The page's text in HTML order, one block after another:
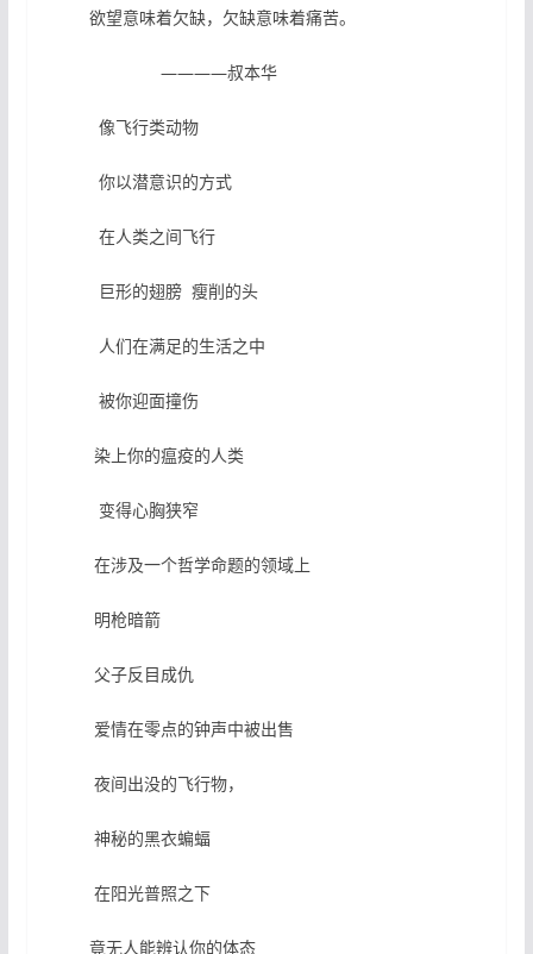
欲望意味着欠缺，欠缺意味着痛苦。
————叔本华
像飞行类动物
你以潜意识的方式
在人类之间飞行
巨形的翅膀 瘦削的头
人们在满足的生活之中
被你迎面撞伤
染上你的瘟疫的人类
变得心胸狭窄
在涉及一个哲学命题的领域上
明枪暗箭
父子反目成仇
爱情在零点的钟声中被出售
夜间出没的飞行物，
神秘的黑衣蝙蝠
在阳光普照之下
竟无人能辨认你的体态